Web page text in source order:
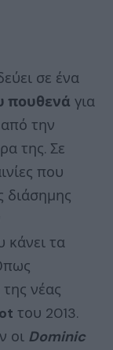
σε ένα
πουθενά για
την
της. Σε
που
διάσημης
κάνει τα
νέας
του 2013.
οι Dominic